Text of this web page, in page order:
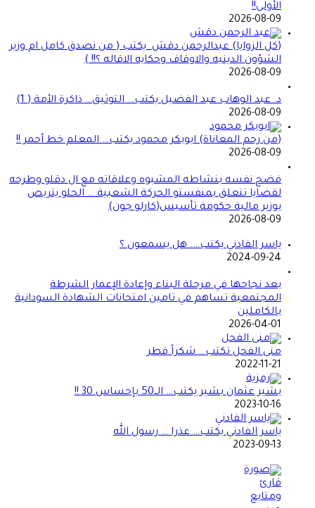
الأولى!!
2026-08-09
(كل الزوايا) عبدالرحمن دقش يكتب ( من نصدق كامل ام وزير
الشؤون الدينيه والاوقاف وحكايه الاقاله ؟!! )
2026-08-09
د. عبد الوهاب عبد الفضيل يكتب… التوثيق… ذاكرة الأمة ( 1)
2026-08-09
(من رحم المعاناة) ابوبكر محمود يكتب… المعلم خط أحمر !!
2026-08-09
فضح نفسه بنشاطه المشبوه وعلاقاته مع ال دقلو وطرحه
لقضايا تتعلق بمنفستو الحركة الشعبية … الحلو يتربص
بوزير مالية حكومة تأسيس(كارلو جون)
2026-08-09
ياسر الفادني يكتب…. هل يسمعون ؟
2024-09-24
بعد نجاحها في مرحلة البناء وإعادة الإعمار الشرطة
المجتمعية تساهم في تامين امتحانات الشهادة السودانية
بالكاملين
2026-04-01
منى الفحل تكتب… شكراً قطر
2022-11-21
بشير عثمان بشير يكتب… الــ50 بإحساس 30 !!
2023-10-16
ياسر الفادني يكتب… عذرا … رسول الله
2023-09-13